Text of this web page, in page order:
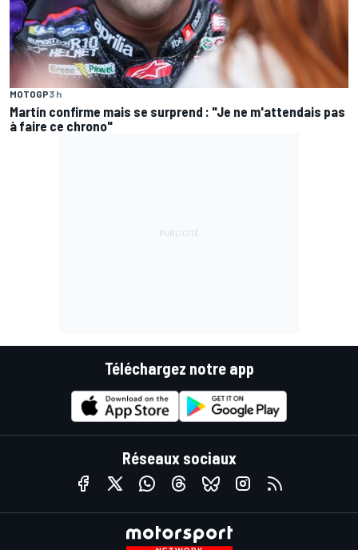
MOTOGP3 h
Martín confirme mais se surprend : "Je ne m'attendais pas
à faire ce chrono"
Téléchargez notre app
Réseaux sociaux